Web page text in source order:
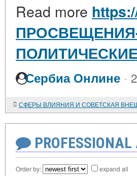
Read more
Сербиа Онлине ·
Order by: expand all